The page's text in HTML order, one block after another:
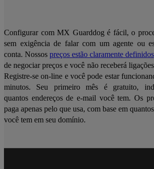
Configurar com MX Guarddog é fácil, o
sem exigência de falar com um agente ou
conta. Nossos preços estão claramente definidos
de negociar preços e você não receberá
Registre-se on-line e você pode estar
minutos. Seu primeiro mês é gratuito,
quantos endereços de e-mail você tem. Os
paga apenas pelo que usa, com base em
você tem em seu domínio.